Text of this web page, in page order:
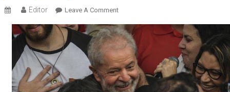
Editor Leave A CommentOn
Presiden
Brazil,
Lula
Kini
Dibebaskan